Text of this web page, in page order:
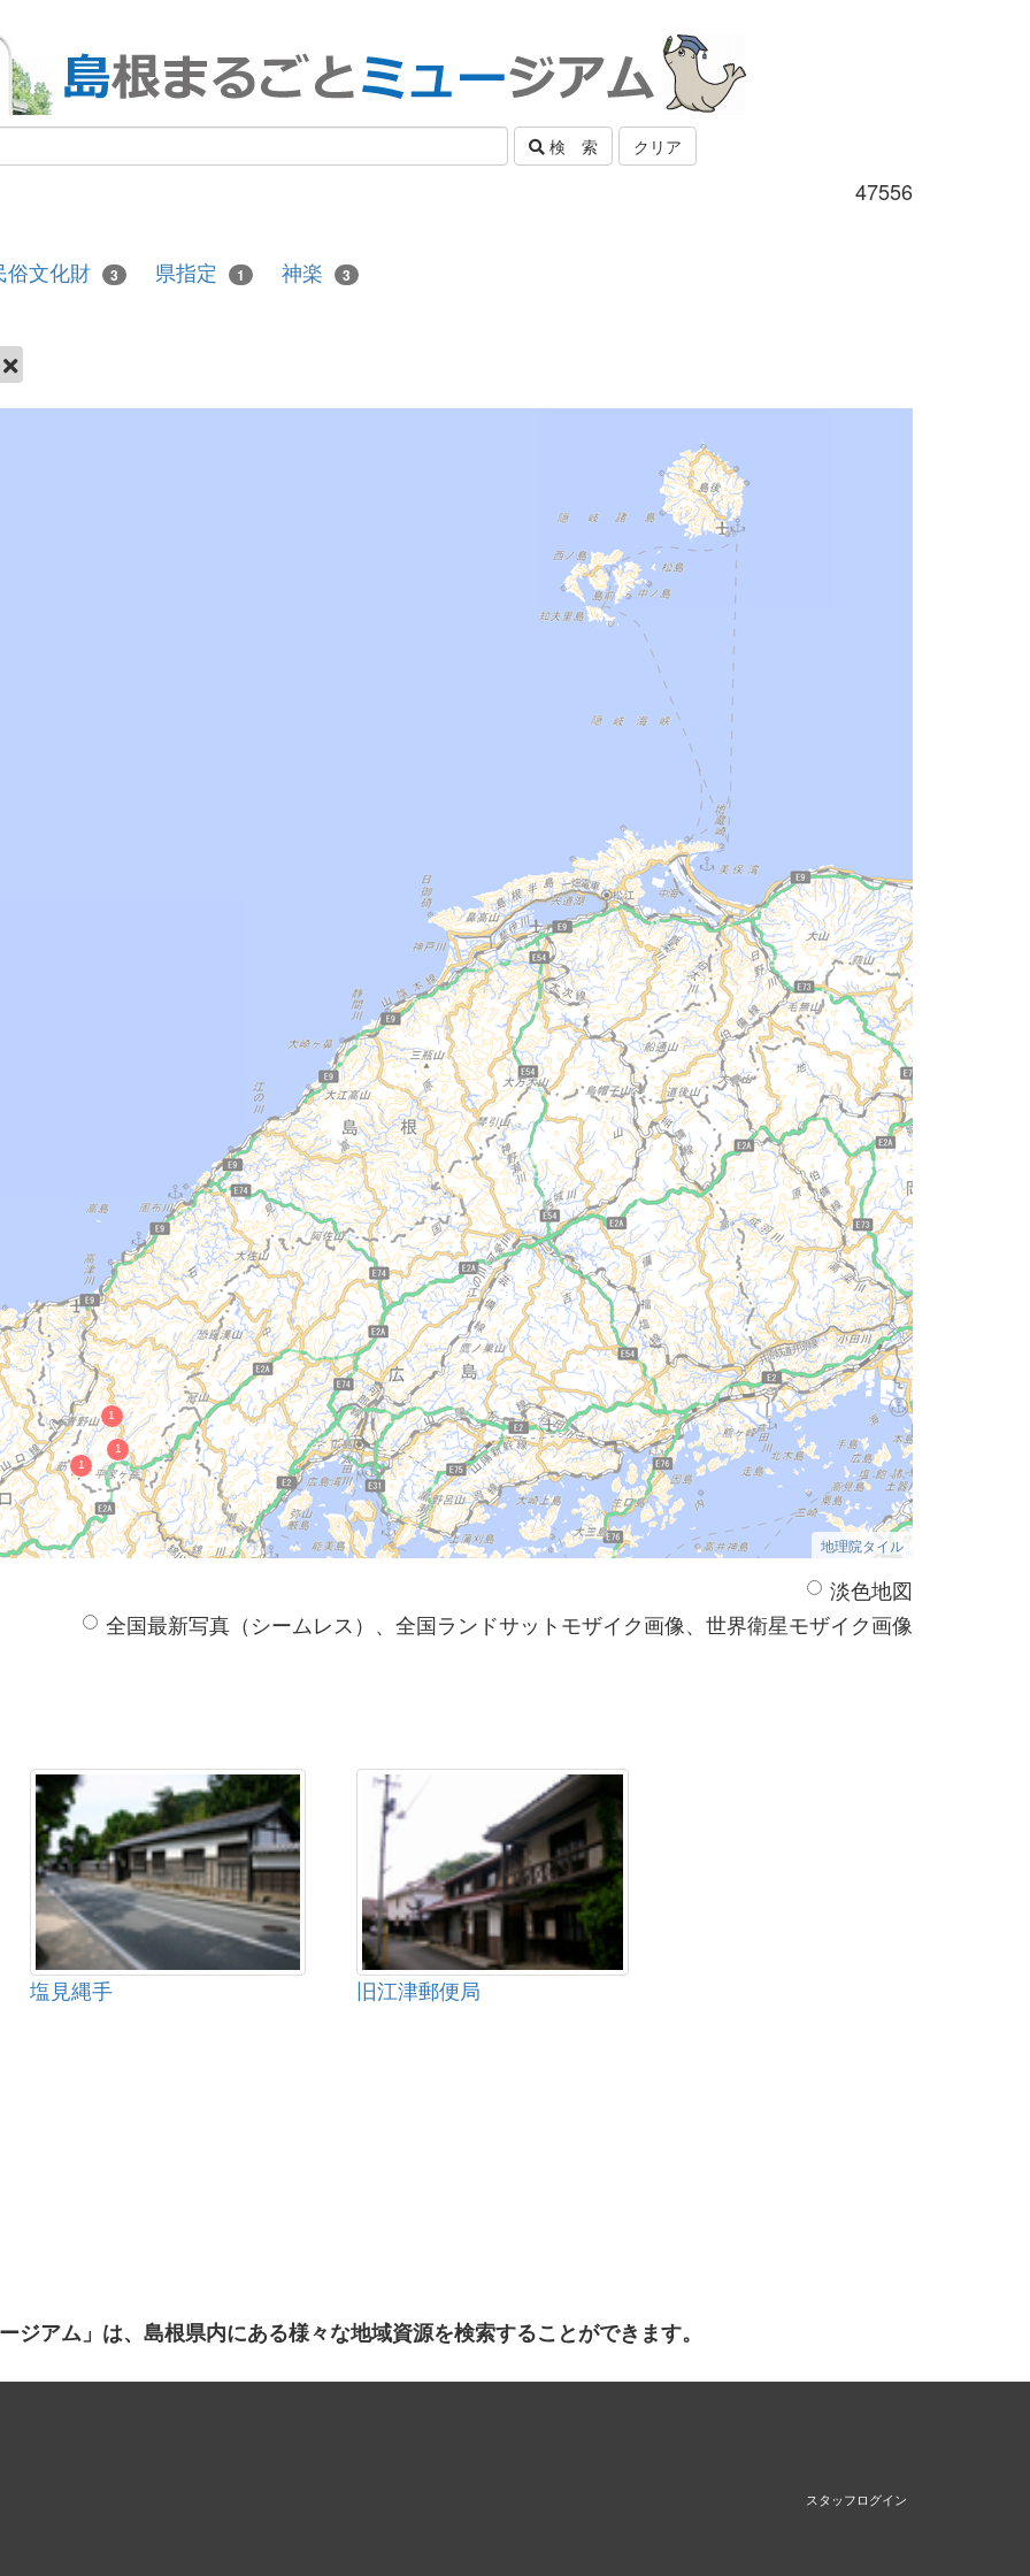
検 索 クリア
47556
俗文化財 3 県指定 1 神楽 3
地理院タイル
淡色地図
全国最新写真（シームレス）、全国ランドサットモザイク画像、世界衛星モザイク画像
塩見縄手 旧江津郵便局
ジアム」は、島根県内にある様々な地域資源を検索することができます。
スタッフログイン